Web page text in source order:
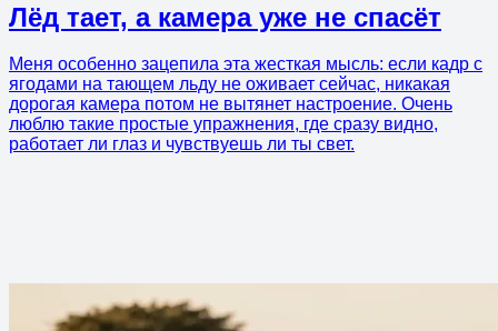
Лёд тает, а камера уже не спасёт
Меня особенно зацепила эта жесткая мысль: если кадр с
ягодами на тающем льду не оживает сейчас, никакая
дорогая камера потом не вытянет настроение. Очень
люблю такие простые упражнения, где сразу видно,
работает ли глаз и чувствуешь ли ты свет.